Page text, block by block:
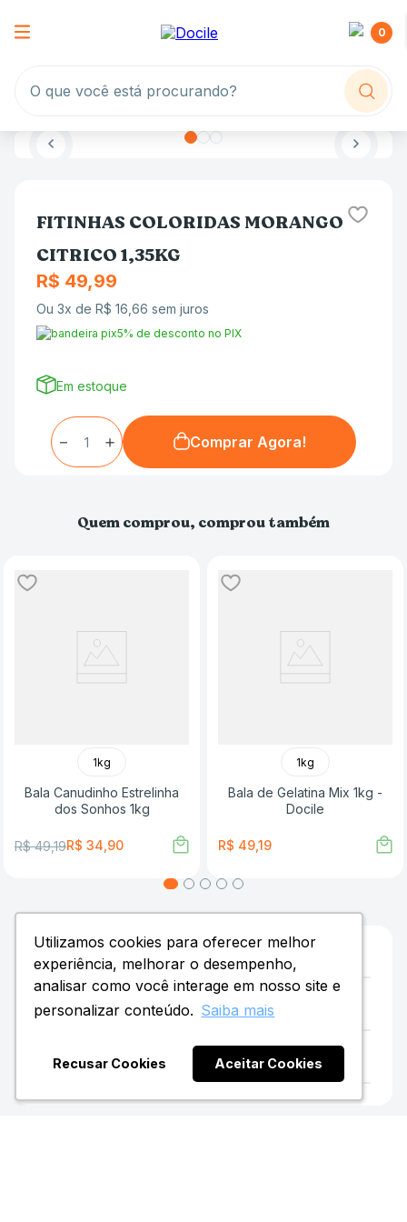
Utilizamos cookies para oferecer melhor
experiência, melhorar o desempenho,
analisar como você interage em nosso site e
personalizar conteúdo. Saiba mais
Recusar Cookies Aceitar Cookies
Utilizamos cookies para oferecer melhor
experiência, melhorar o desempenho,
analisar como você interage em nosso site e
personalizar conteúdo. Saiba mais
Recusar Cookies Aceitar Cookies
0
FITINHAS COLORIDAS MORANGO
CITRICO 1,35KG
R$ 49,99
Ou 3x de R$ 16 66 sem juros
5% de desconto no PIX
Em estoque
＋
－ Comprar Agora!
Quem comprou, comprou também
1kg
Bala Canudinho Estrelinha
dos Sonhos 1kg
R$ 49,19R$ 34 90
1kg
Bala de Gelatina Mix 1kg -
Docile
R$ 4919
DESCRIÇÃO
TABELA NUTRICIONAL
AVALIAÇÕES